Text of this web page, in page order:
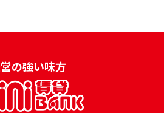
の強い味方